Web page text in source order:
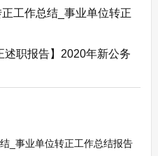
工作总结_事业单位转正
述职报告】2020年新公务
_事业单位转正工作总结报告